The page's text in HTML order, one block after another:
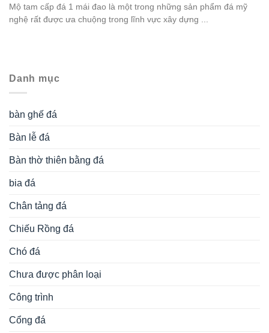
Mộ tam cấp đá 1 mái đao là một trong những sản phẩm đá mỹ
nghệ rất được ưa chuộng trong lĩnh vực xây dựng ...
Danh mục
bàn ghế đá
Bàn lễ đá
Bàn thờ thiên bằng đá
bia đá
Chân tảng đá
Chiếu Rồng đá
Chó đá
Chưa được phân loại
Công trình
Cổng đá